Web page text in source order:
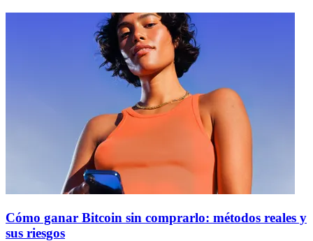
Cómo ganar Bitcoin sin comprarlo: métodos reales y
sus riesgos